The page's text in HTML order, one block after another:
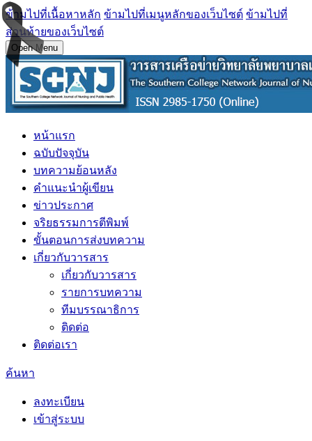
ข้ามไปที่เนื้อหาหลัก ข้ามไปที่เมนูหลักของเว็บไซต์ ข้ามไปที่
ส่วนท้ายของเว็บไซต์
Open Menu
หน้าแรก
ฉบับปัจจุบัน
บทความย้อนหลัง
คำแนะนำผู้เขียน
ข่าวประกาศ
จริยธรรมการตีพิมพ์
ขั้นตอนการส่งบทความ
เกี่ยวกับวารสาร
เกี่ยวกับวารสาร
รายการบทความ
ทีมบรรณาธิการ
ติดต่อ
ติดต่อเรา
ค้นหา
ลงทะเบียน
เข้าสู่ระบบ